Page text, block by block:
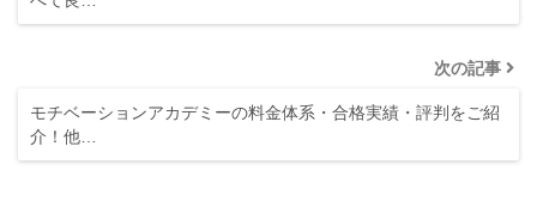
次の記事
モチベーションアカデミーの料金体系・合格実績・評判をご紹
介！他…